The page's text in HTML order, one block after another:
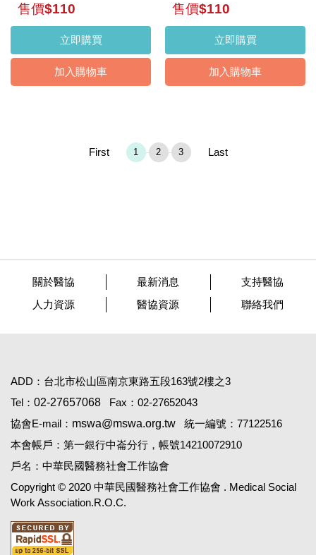
售價$110
立即購買
加入購物車
售價$110
立即購買
加入購物車
First 1 2 3 Last
關於醫協 最新消息
支持醫協
人力資源
醫協資源 聯絡我們
ADD：台北市松山區南京東路五段163號2樓之3
Tel： 02-27657068
Fax：02-27652043
協會E-mail： mswa@mswa.org.tw
統一編號：77122516
本會帳戶：第一銀行中崙分行，帳號14210072910
戶名：中華民國醫務社會工作協會
Copyright © 2020 中華民國醫務社會工作協會 . Medical Social
Work Association.R.O.C.